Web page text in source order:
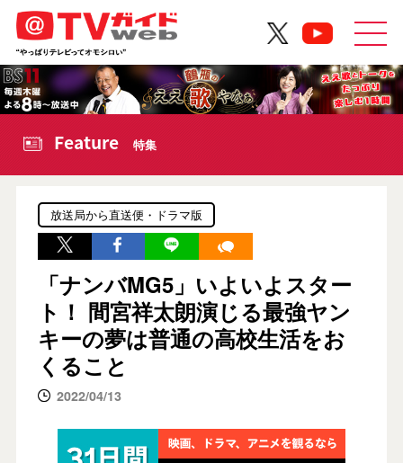
Feature 特集
放送局から直送便・ドラマ版
「ナンバMG5」いよいよスター
ト！ 間宮祥太朗演じる最強ヤン
キーの夢は普通の高校生活をお
くること
2022/04/13